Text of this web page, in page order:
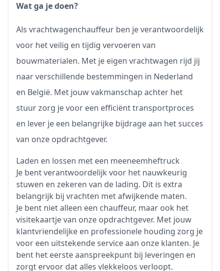
Wat ga je doen?
Als vrachtwagenchauffeur ben je verantwoordelijk
voor het veilig en tijdig vervoeren van
bouwmaterialen. Met je eigen vrachtwagen rijd jij
naar verschillende bestemmingen in Nederland
en België. Met jouw vakmanschap achter het
stuur zorg je voor een efficiënt transportproces
en lever je een belangrijke bijdrage aan het succes
van onze opdrachtgever.
Laden en lossen met een meeneemheftruck
Je bent verantwoordelijk voor het nauwkeurig
stuwen en zekeren van de lading. Dit is extra
belangrijk bij vrachten met afwijkende maten.
Je bent niet alleen een chauffeur, maar ook het
visitekaartje van onze opdrachtgever. Met jouw
klantvriendelijke en professionele houding zorg je
voor een uitstekende service aan onze klanten. Je
bent het eerste aanspreekpunt bij leveringen en
zorgt ervoor dat alles vlekkeloos verloopt.